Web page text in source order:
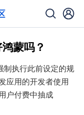
蒙吗？
制执行此前设定的规
应用的开发者使用
户付费中抽成